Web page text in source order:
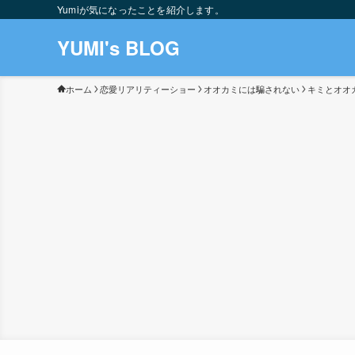
Yumiが気になったことを紹介します。
YUMI's BLOG
ホーム 恋愛リアリティーショー オオカミには騙されない キミとオオ